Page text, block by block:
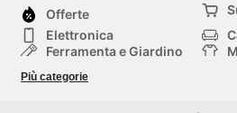
Offerte
Elettronica
Ferramenta e Giardino
Bambini e Neonati
Più categorie